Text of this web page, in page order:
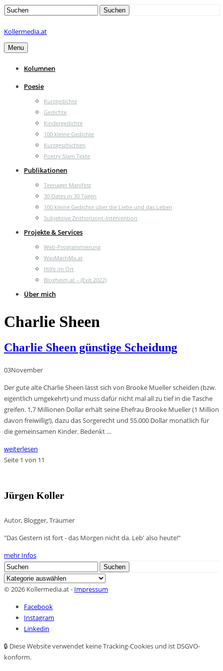
Search
Suchen
Kollermedia.at
Menu
Kolumnen
Poesie
Kurzgedichte
Gedichte
Kindergedichte
100 kleine Gedichte
Kurzgeschichten
Poetry Slam Texte
Publikationen
Teenager Manifest
30 Dates in 30 Tagen
100 kleine Gedichte über die Liebe und das Leben
Subjektive Zeithorizont-Intervention
Projekte & Services
Web-Programmierung
WasMachMa.at
Hilfe im Ort
Blogheim.at – (Exit 2022)
Über mich
Charlie Sheen
Charlie Sheen günstige Scheidung
03November
Der gute alte Charlie Sheen lässt sich von Brooke Mueller scheiden (bzw.
eigentlich umgekehrt) und muss dafür nicht mal all zu tief in die Tasche
greifen. 1,7 Millionen Dollar erhält seine Ehefrau Brooke Mueller (1 Million
davon freiwillig!), dazu das Sorgerecht und 55.000 Dollar monatlich für
die gemeinsamen Kinder. Bedenkt …
weiterlesen
Seite 1 von 11
Jürgen Koller
Autor, Blogger, Träumer
"Das Gestern ist fort - das Morgen nicht da. Leb' also heute!"
mehr Infos
Search
for:
Suchen
Kategorien
© 2026 Kollermedia.at - Impressum
Facebook
Instagram
Linkedin
🔒 Diese Website verwendet keine Tracking-Cookies und ist DSGVO-
konform.